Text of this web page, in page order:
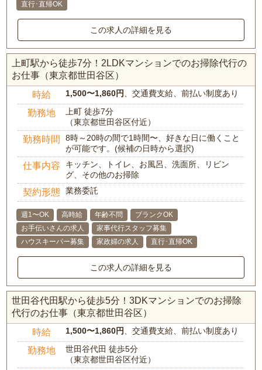
直行･直帰OK
この求人の詳細を見る
上町駅から徒歩7分！2LDKマンションでのお掃除代行の
お仕事（東京都世田谷区）
時給 1,500〜1,860円 、交通費支給、前払い制度あり
勤務地
上町 徒歩7分
（東京都世田谷区付近）
勤務時間
8時～20時の間で1時間〜、好きな日に働くこと
が可能です。(候補の日時から選択)
仕事内容
キッチン、トイレ、お風呂、洗面所、リビン
グ、その他のお掃除
契約形態 業務委託
週1〜OK 高時給 年齢不問
ブランクOK
お手伝いさんの求人
家事代行スタッフ募集
ハウスキーパー募集
家政婦の求人 直行･直帰OK
この求人の詳細を見る
世田谷代田駅から徒歩5分！3DKマンションでのお掃除
代行のお仕事（東京都世田谷区）
時給 1,500〜1,860円 、交通費支給、前払い制度あり
勤務地
世田谷代田 徒歩5分
（東京都世田谷区付近）